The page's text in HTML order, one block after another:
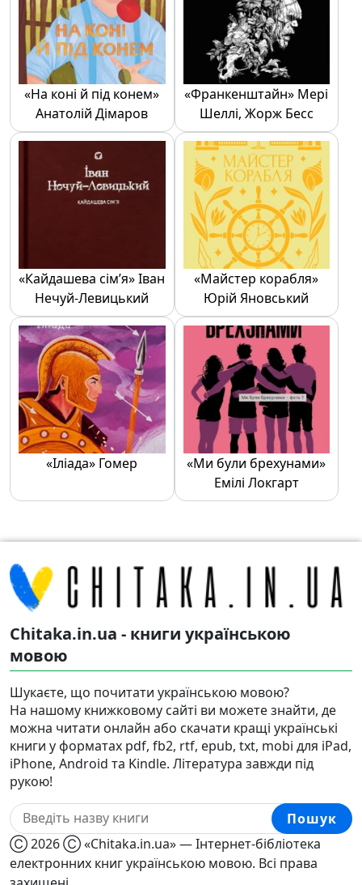
«На коні й під конем»
Анатолій Дімаров
«Франкенштайн» Мері
Шеллі, Жорж Бесс
«Кайдашева сім’я» Іван
Нечуй-Левицький
«Майстер корабля»
Юрій Яновський
«Іліада» Гомер
«Ми були брехунами»
Емілі Локгарт
Chitaka.in.ua - книги українською
мовою
Шукаєте, що почитати українською мовою?
На нашому книжковому сайті ви можете знайти, де
можна читати онлайн або скачати кращі українські
книги у форматах pdf, fb2, rtf, epub, txt, mobi для iPad,
iPhone, Android та Kindle. Література завжди під
рукою!
Пошук
Ⓒ 2026 Ⓒ «Chitaka.in.ua» — Інтернет-бібліотека
електронних книг українською мовою. Всі права